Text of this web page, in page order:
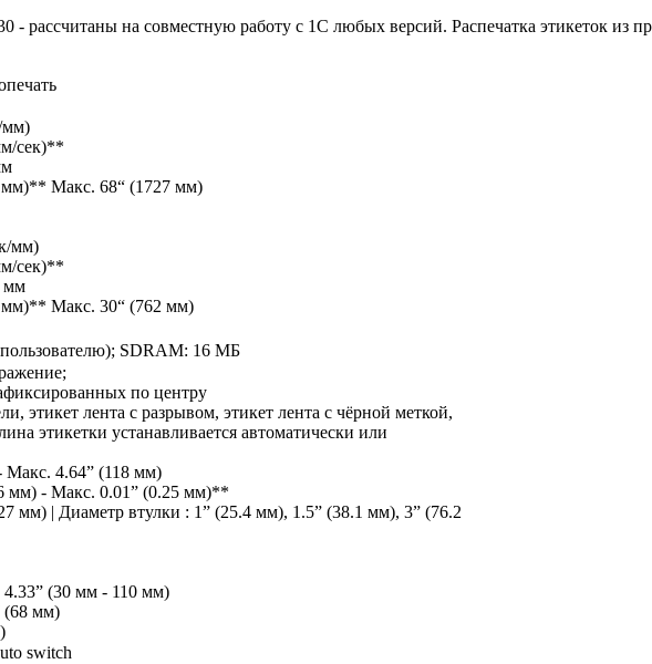
- рассчитаны на совместную работу с 1С любых версий. Распечатка этикеток из
мм)
сек)**
Макс. 68“ (1727 мм)
мм)
сек)**
мм
Макс. 30“ (762 мм)
SDRAM: 16 МБ
по центру
этикет лента с разрывом, этикет лента с чёрной меткой,
этикетки устанавливается автоматически или
4.64” (118 мм)
мм) - Макс. 0.01” (0.25 мм)**
мм) | Диаметр втулки : 1” (25.4 мм), 1.5” (38.1 мм), 3” (76.2
(30 мм - 110 мм)
(68 мм)
switch